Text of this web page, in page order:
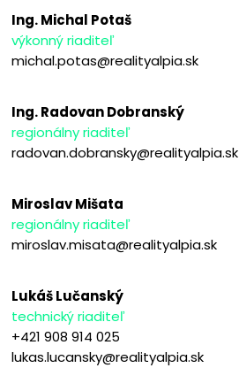
Ing. Michal Potaš
výkonný riaditeľ
michal.potas@realityalpia.sk
Ing. Radovan Dobranský
regionálny riaditeľ
radovan.dobransky@realityalpia.sk
Miroslav Mišata
regionálny riaditeľ
miroslav.misata@realityalpia.sk
Lukáš Lučanský
technický riaditeľ
+421 908 914 025
lukas.lucansky@realityalpia.sk